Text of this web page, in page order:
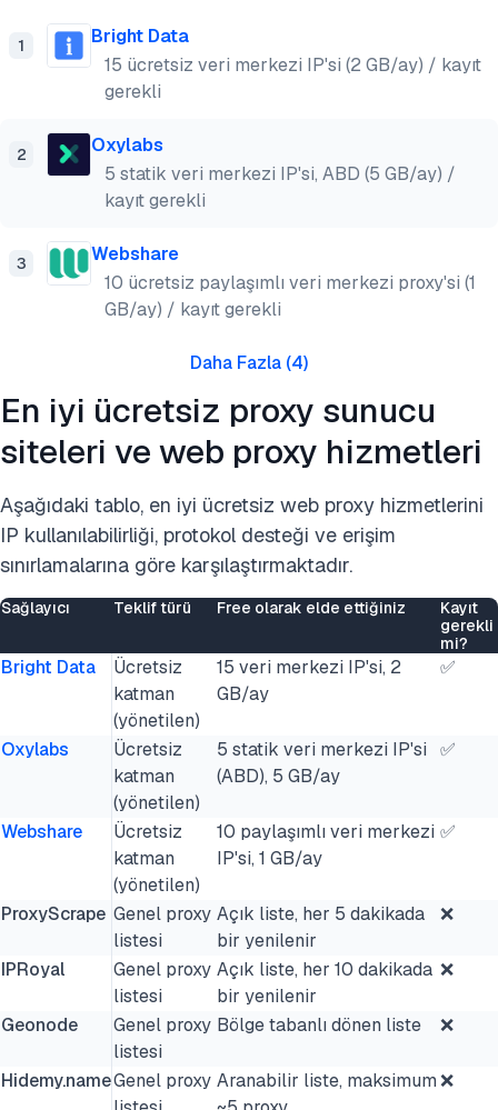
1
Bright Data
15 ücretsiz veri merkezi IP'si (2 GB/ay) / kayıt
gerekli
2
Oxylabs
5 statik veri merkezi IP'si, ABD (5 GB/ay) /
kayıt gerekli
3
Webshare
10 ücretsiz paylaşımlı veri merkezi proxy'si (1
GB/ay) / kayıt gerekli
Daha Fazla (4)
En iyi ücretsiz proxy sunucu
siteleri ve web proxy hizmetleri
Aşağıdaki tablo, en iyi ücretsiz web proxy hizmetlerini
IP kullanılabilirliği, protokol desteği ve erişim
sınırlamalarına göre karşılaştırmaktadır.
Sağlayıcı Teklif türü Free olarak elde ettiğiniz
Kayıt
gerekli
mi?
Bright Data
Ücretsiz
katman
(yönetilen)
15 veri merkezi IP'si, 2
GB/ay
✅
Oxylabs
Ücretsiz
katman
(yönetilen)
5 statik veri merkezi IP'si
(ABD), 5 GB/ay
✅
Webshare
Ücretsiz
katman
(yönetilen)
10 paylaşımlı veri merkezi
IP'si, 1 GB/ay
✅
ProxyScrape Genel proxy
listesi
Açık liste, her 5 dakikada
bir yenilenir
❌
IPRoyal
Genel proxy
listesi
Açık liste, her 10 dakikada
bir yenilenir
❌
Geonode
Genel proxy
listesi
Bölge tabanlı dönen liste ❌
Hidemy.nameGenel proxy Aranabilir liste, maksimum❌